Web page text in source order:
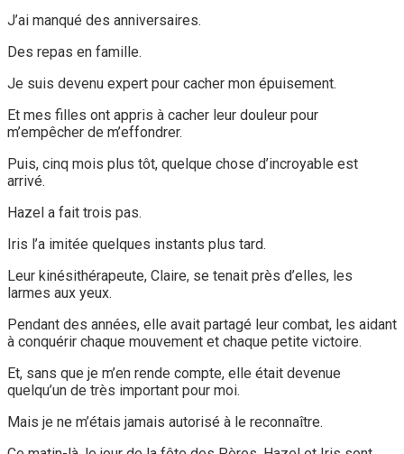
J’ai manqué des anniversaires.
Des repas en famille.
Je suis devenu expert pour cacher mon épuisement.
Et mes filles ont appris à cacher leur douleur pour
m’empêcher de m’effondrer.
Puis, cinq mois plus tôt, quelque chose d’incroyable est
arrivé.
Hazel a fait trois pas.
Iris l’a imitée quelques instants plus tard.
Leur kinésithérapeute, Claire, se tenait près d’elles, les
larmes aux yeux.
Pendant des années, elle avait partagé leur combat, les aidant
à conquérir chaque mouvement et chaque petite victoire.
Et, sans que je m’en rende compte, elle était devenue
quelqu’un de très important pour moi.
Mais je ne m’étais jamais autorisé à le reconnaître.